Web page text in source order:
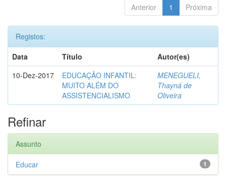
Anterior 1 Próxima
Registos:
Data
Título
Autor(es)
10-Dez-2017
EDUCAÇÃO INFANTIL:
MUITO ALÉM DO
ASSISTENCIALISMO
MENEGUELI,
Thayná de
Oliveira
Refinar
Assunto
1
Educar